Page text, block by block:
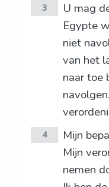
3
U mag
Egypte
niet
van het
naar toe
4
Mijn
Mijn
nemen